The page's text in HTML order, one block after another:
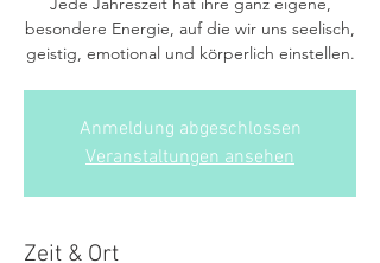
besondere Energie, auf die wir uns seelisch,
Anmeldung abgeschlossen
Veranstaltungen ansehen
Zeit & Ort